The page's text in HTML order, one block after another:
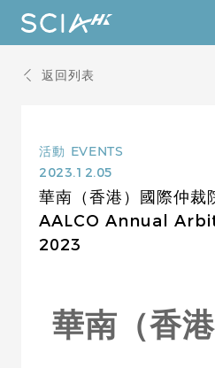
返回列表
活動 EVENTS
2023.12.05
華南（香港）國際仲裁
AALCO Annual
2023
華南（香